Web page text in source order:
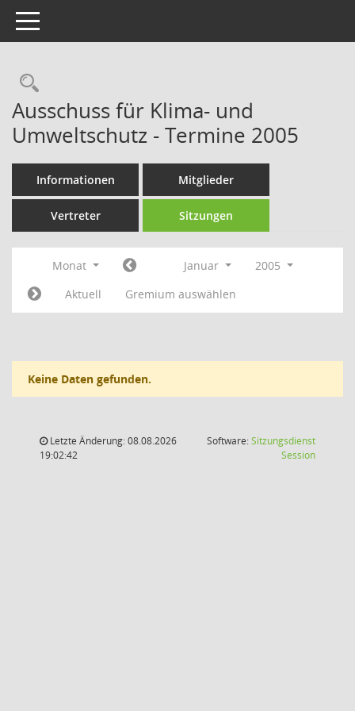
Toggle navigation
Rechercheauswahl
Ausschuss für Klima- und
Umweltschutz - Termine 2005
Informationen Mitglieder
Vertreter Sitzungen
Monat Januar
2005
Aktuell
Gremium auswählen
Keine Daten gefunden.
Letzte Änderung: 08.08.2026
19:02:42
Software:Sitzungsdienst
Session(Wird in